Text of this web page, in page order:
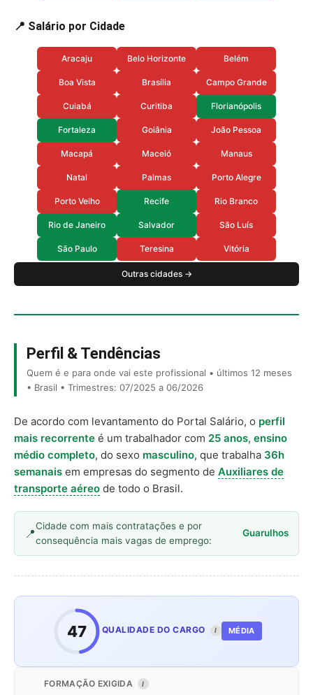
📍 Salário por Cidade
Aracaju Belo Horizonte Belém
Boa Vista Brasília Campo Grande
Cuiabá Curitiba Florianópolis
Fortaleza Goiânia João Pessoa
Macapá Maceió Manaus
Natal Palmas Porto Alegre
Porto Velho Recife Rio Branco
Rio de Janeiro Salvador São Luís
São Paulo Teresina Vitória
Outras cidades →
Perfil & Tendências
Quem é e para onde vai este profissional • últimos 12 meses
• Brasil • Trimestres: 07/2025 a 06/2026
De acordo com levantamento do Portal Salário, o perfil
mais recorrente é um trabalhador com 25 anos, ensino
médio completo, do sexo masculino, que trabalha 36h
semanais em empresas do segmento de Auxiliares de
transporte aéreo de todo o Brasil.
Cidade com mais contratações e por
consequência mais vagas de emprego:
Guarulhos
47 QUALIDADE DO CARGO I MÉDIA
FORMAÇÃO EXIGIDA I